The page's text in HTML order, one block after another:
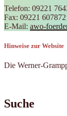
Telefon: 09221
Fax: 09221 607872
E-Mail: awo-
Hinweise zur Website
Die Werner-
Suche